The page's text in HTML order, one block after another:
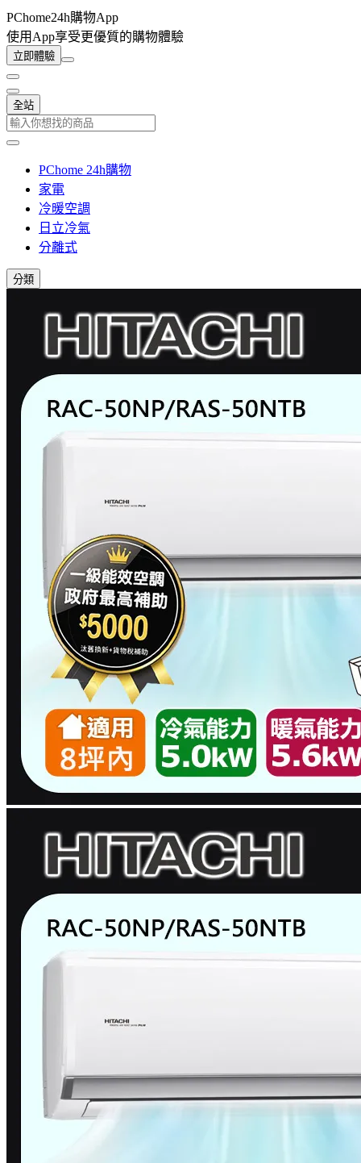
PChome24h購物App
使用App享受更優質的購物體驗
立即體驗
全站
PChome 24h購物
家電
冷暖空調
日立冷氣
分離式
分類